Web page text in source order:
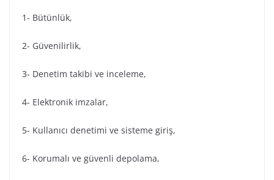
1- Bütünlük,
2- Güvenilirlik,
3- Denetim takibi ve inceleme,
4- Elektronik imzalar,
5- Kullanıcı denetimi ve sisteme giriş,
6- Korumalı ve güvenli depolama,